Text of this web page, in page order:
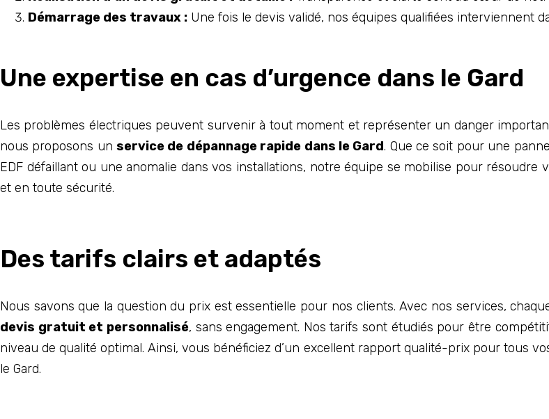
Démarrage des travaux : Une fois le devis validé, nos équipes qualifiées interviennent
Une expertise en cas d’urgence dans le Gard
Les problèmes électriques peuvent survenir à tout moment et représenter un danger
nous proposons unservice de dépannage rapide dans le Gard. Que ce soit pour une
EDF défaillant ou une anomalie dans vos installations, notre équipe se mobilise pour résoudre
et en toute sécurité.
Des tarifs clairs et adaptés
Nous savons que la question du prix est essentielle pour nos clients. Avec nos services,
devis gratuit et personnalisé, sans engagement. Nos tarifs sont étudiés pour être
niveau de qualité optimal. Ainsi, vous bénéficiez d’un excellent rapport qualité-prix pour tous
le Gard.